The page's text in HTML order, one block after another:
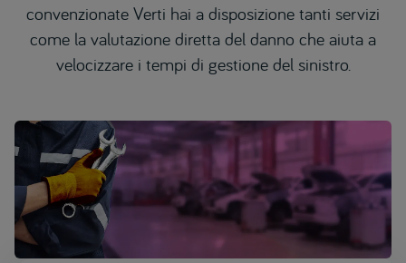
convenzionate Verti hai a disposizione tanti servizi
come la valutazione diretta del danno che aiuta a
velocizzare i tempi di gestione del sinistro.